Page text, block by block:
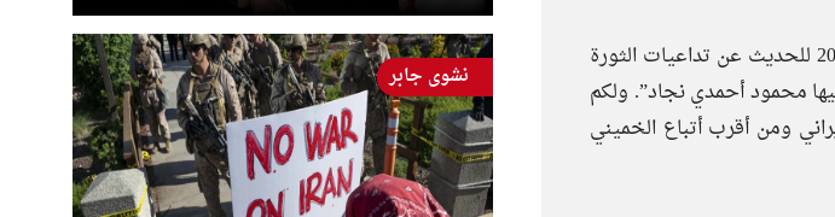
بعد عشرة أعوام بالتمام والكمال عاد خامنئي مرة أخرى إلى المنبر وتحديدا في صيف العام 2009 للحديث عن تداعيات الثورة
محمود أحمدي نجاد”. ولكم
ومن أقرب أتباع الخميني
نشوى جابر